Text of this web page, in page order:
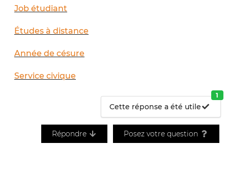
Job étudiant
Études à distance
Année de césure
Service civique
Cette réponse a été utile
1
Répondre Posez votre question